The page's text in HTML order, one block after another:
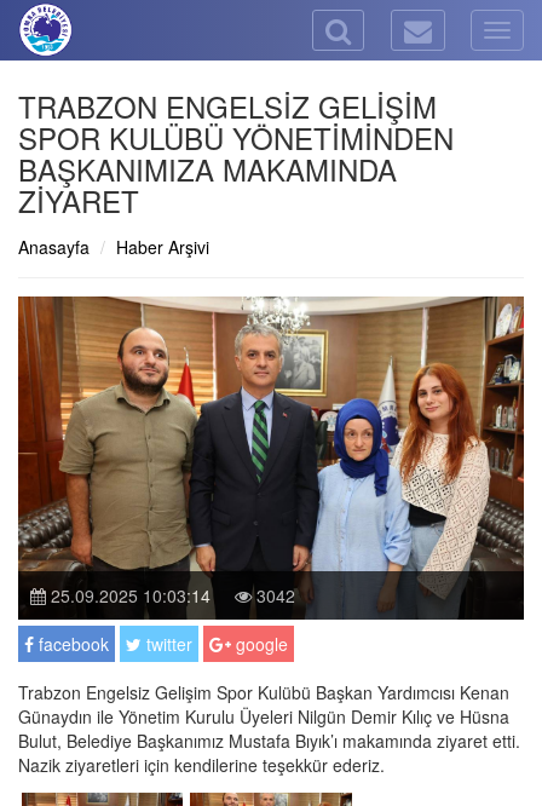
TRABZON ENGELSİZ GELİŞİM
SPOR KULÜBÜ YÖNETİMİNDEN
BAŞKANIMIZA MAKAMINDA
ZİYARET
Anasayfa Haber Arşivi
25.09.2025 10:03:14
3042
facebook
twitter
google
Trabzon Engelsiz Gelişim Spor Kulübü Başkan Yardımcısı Kenan
Günaydın ile Yönetim Kurulu Üyeleri Nilgün Demir Kılıç ve Hüsna
Bulut, Belediye Başkanımız Mustafa Bıyık’ı makamında ziyaret etti.
Nazik ziyaretleri için kendilerine teşekkür ederiz.